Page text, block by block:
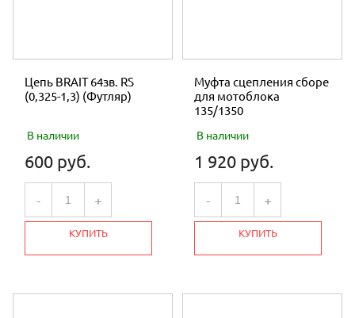
Цепь BRAIT 64зв. RS
(0,325-1,3) (Футляр)
В наличии
600 руб.
- +
КУПИТЬ
Муфта сцепления сборе
для мотоблока
135/1350
В наличии
1 920 руб.
- +
КУПИТЬ